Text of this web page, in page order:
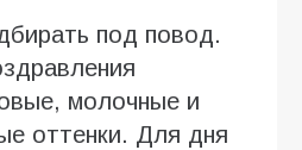
под повод.
молочные и
оттенки. Для дня